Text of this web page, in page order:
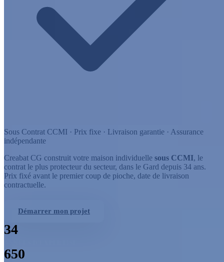
Sous Contrat CCMI · Prix fixe · Livraison garantie · Assurance
indépendante
Creabat CG construit votre maison individuelle sous CCMI, le
contrat le plus protecteur du secteur, dans le Gard depuis 34 ans.
Prix fixé avant le premier coup de pioche, date de livraison
contractuelle.
Démarrer mon projet
34
650